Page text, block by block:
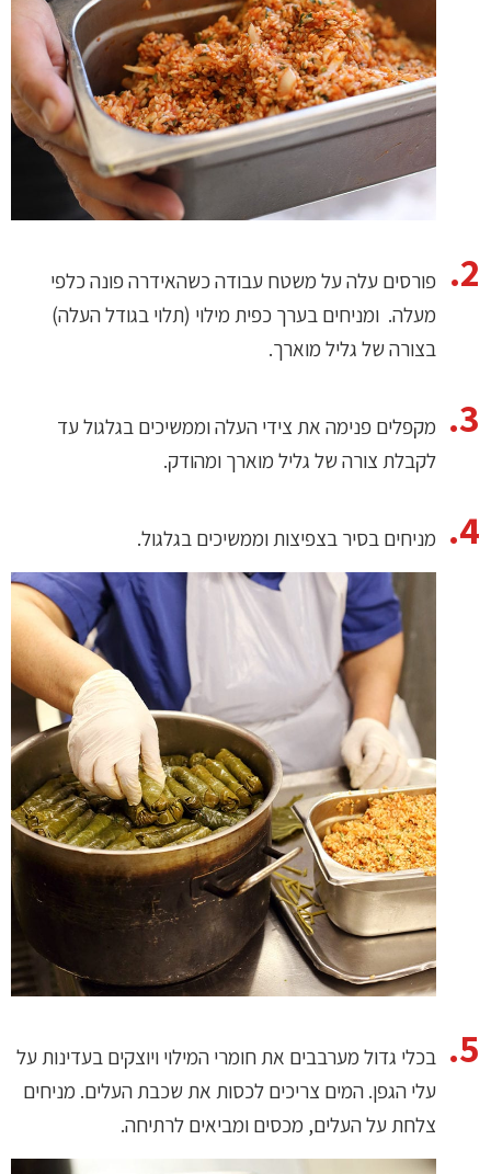
פורסים עלה על משטח עבודה כשהאידרה פונה כלפי
מעלה. ומניחים בערך כפית מילוי (תלוי בגודל העלה)
בצורה של גליל מוארך.
מקפלים פנימה את צידי העלה וממשיכים בגלגול עד
לקבלת צורה של גליל מוארך ומהודק.
מניחים בסיר בצפיצות וממשיכים בגלגול.
בכלי גדול מערבבים את חומרי המילוי ויוצקים בעדינות על
עלי הגפן. המים צריכים לכסות את שכבת העלים. מניחים
צלחת על העלים, מכסים ומביאים לרתיחה.